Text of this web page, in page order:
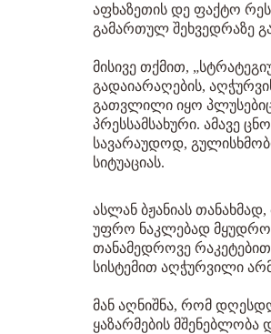
აფხაზეთის დე ფაქტო
გამართულ შეხვედრაზე
მისივე თქმით,
გადაიარაღების,
გათვლილი იყო
პრესსამსახური. ამავე
სავარაუდოდ,
სიტუაციას.
ასლან ბჟანიას
უფრო ნაკლებად მყუდრო
თანამედროვე
სისტემით აღჭურვილი
მან აღნიშნა, რომ
ყაზარმების მშენებლობა